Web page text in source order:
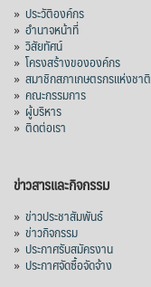
» ประวัติองค์กร
» อำนาจหน้าที่
» วิสัยทัศน์
» โครงสร้างขององค์กร
» สมาชิกสภาเกษตรกรแห่งชาติ
» คณะกรรมการ
» ผู้บริหาร
» ติดต่อเรา
ข่าวสารและกิจกรรม
» ข่าวประชาสัมพันธ์
» ข่าวกิจกรรม
» ประกาศรับสมัครงาน
» ประกาศจัดซื้อจัดจ้าง